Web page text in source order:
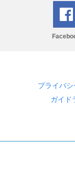
プライバ
ガイド